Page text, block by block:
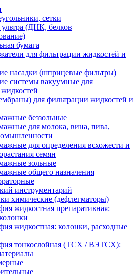
сетки
(ДНК, белков
бумага
для фильтрации жидкостей и
насадки (шприцевые фильтры)
системы вакуумные для
для фильтрации жидкостей и
беззольные
для молока, вина, пива,
для определения всхожести и
семян
зольные
общего назначения
инструментарий
химические (дефлегматоры)
жидкостная препаративная:
жидкостная: колонки, расходные
тонкослойная (ТСХ / ВЭТСХ):